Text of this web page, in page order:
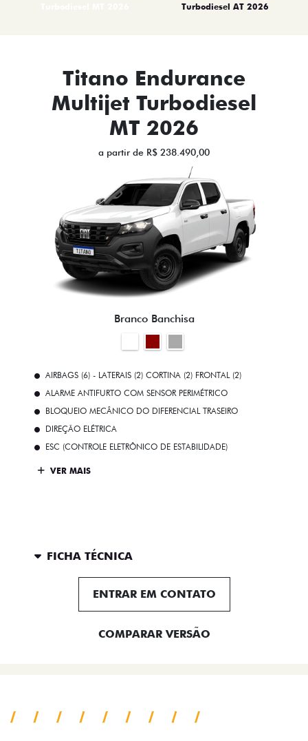
Turbodiesel AT 2026
Titano Endurance
Multijet Turbodiesel
MT 2026
a partir de R$ 238.490,00
Branco Banchisa
AIRBAGS (6) - LATERAIS (2) CORTINA (2) FRONTAL (2)
ALARME ANTIFURTO COM SENSOR PERIMÉTRICO
BLOQUEIO MECÂNICO DO DIFERENCIAL TRASEIRO
DIREÇÃO ELÉTRICA
ESC (CONTROLE ELETRÔNICO DE ESTABILIDADE)
VER MAIS
FICHA TÉCNICA
ENTRAR EM CONTATO
COMPARAR VERSÃO